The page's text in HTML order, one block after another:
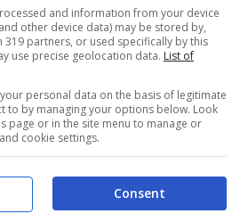
o cambiare le tue
Una volta aperto il
e premere Invio.
salvato nella cartella
su Esplora file e
il file del rapporto
verrà chiesto di scegliere
and information from your device
other device data) may be stored by,
319 partners, or used specifically by this
use precise geolocation data. List of
personal data on the basis of legitimate
to by managing your options below. Look
page or in the site menu to manage or
cookie settings.
Consent